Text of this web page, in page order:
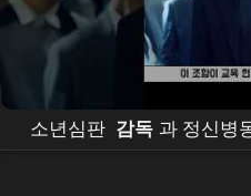
소년심판 감독 과 정신병
하